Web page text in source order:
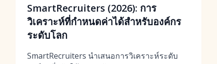
SmartRecruiters (2026): การ
วิเคราะห์ที่กำหนดค่าได้สำหรับองค์กร
ระดับโลก
SmartRecruiters นำเสนอการวิเคราะห์ระดับ